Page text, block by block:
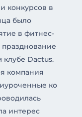
конкурсов в
было
в фитнес-
клубе Dactus.
компания
ко
интерес